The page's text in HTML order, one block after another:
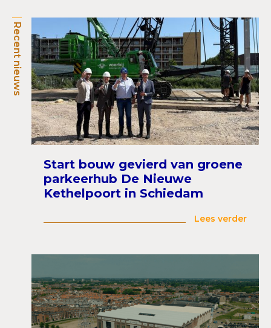
Recent nieuws
Start bouw gevierd van groene
parkeerhub De Nieuwe
Kethelpoort in Schiedam
Lees verder